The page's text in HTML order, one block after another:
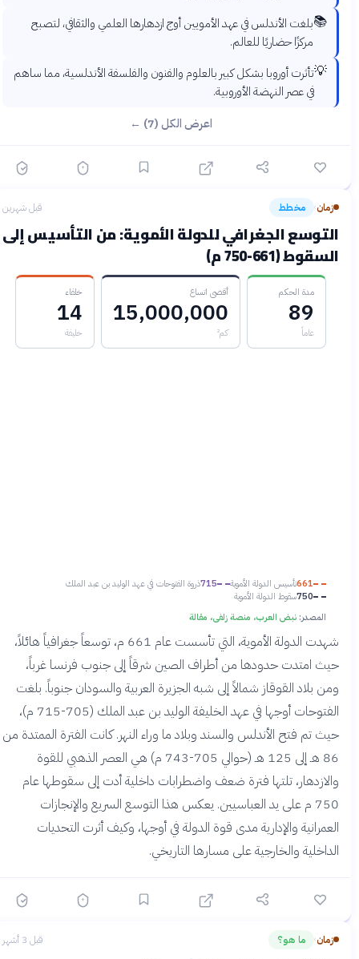
📚بلغت الأندلس في عهد الأمويين أوج ازدهارها العلمي والثقافي، لتصبح
مركزًا حضاريًا للعالم.
💡تأثرت أوروبا بشكل كبير بالعلوم والفنون والفلسفة الأندلسية، مما ساهم
في عصر النهضة الأوروبية.
اعرض الكل (7) ←
زمان› مخطط قبل شهرين
التوسع الجغرافي للدولة الأموية: من التأسيس إلى
السقوط (661-750 م)
مدة الحكم
89
عاماً
أقصى اتساع
15,000,000
خلفاء
14
خليفة
661تأسيس الدولة الأموية 715ذروة الفتوحات في عهد الوليد بن عبد الملك
750سقوط الدولة الأموية
المصدر:نبض العرب، منصة زلفى، مقالة
شهدت الدولة الأموية، التي تأسست عام 661 م، توسعاً جغرافياً هائلاً،
حيث امتدت حدودها من أطراف الصين شرقاً إلى جنوب فرنسا غرباً،
ومن بلاد القوقاز شمالاً إلى شبه الجزيرة العربية والسودان جنوباً. بلغت
الفتوحات أوجها في عهد الخليفة الوليد بن عبد الملك (705-715 م)،
حيث تم فتح الأندلس والسند وبلاد ما وراء النهر. كانت الفترة الممتدة من
86 هـ إلى 125 هـ (حوالي 705-743 م) هي العصر الذهبي للقوة
والازدهار، تلتها فترة ضعف واضطرابات داخلية أدت إلى سقوطها عام
750 م على يد العباسيين. يعكس هذا التوسع السريع والإنجازات
العمرانية والإدارية مدى قوة الدولة في أوجها، وكيف أثرت التحديات
الداخلية والخارجية على مسارها التاريخي.
زمان› ما هو؟ قبل 3 أشهر